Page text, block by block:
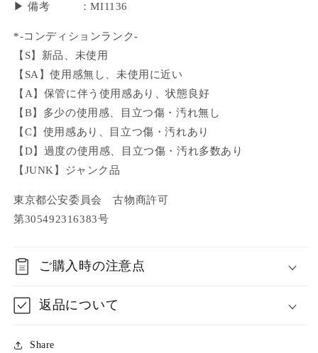
▶︎ 備考 ：MI1136
*-コンディションランク-
【S】新品、未使用
【SA】使用感無し、未使用に近い
【A】保管に伴う使用感あり、状態良好
【B】多少の使用感、目立つ傷・汚れ無し
【C】使用感あり、目立つ傷・汚れあり
【D】過度の使用感、目立つ傷・汚れ多数あり
【JUNK】ジャンク品
東京都公安委員会 古物商許可
第305492316383号
ご購入時の注意点
返品について
Share